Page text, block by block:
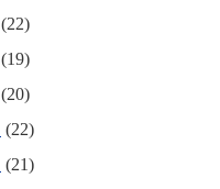
(22)
(19)
(20)
(22)
(21)